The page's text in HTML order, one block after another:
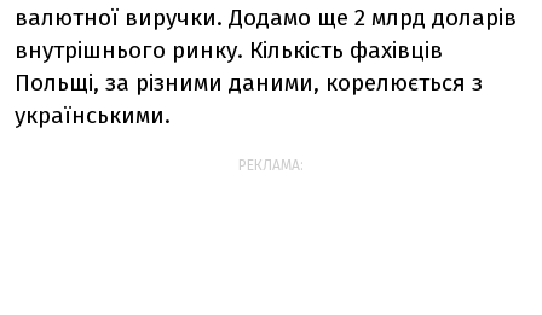
валютної виручки. Додамо ще 2 млрд доларів
внутрішнього ринку. Кількість фахівців
Польщі, за різними даними, корелюється з
українськими.
РЕКЛАМА: